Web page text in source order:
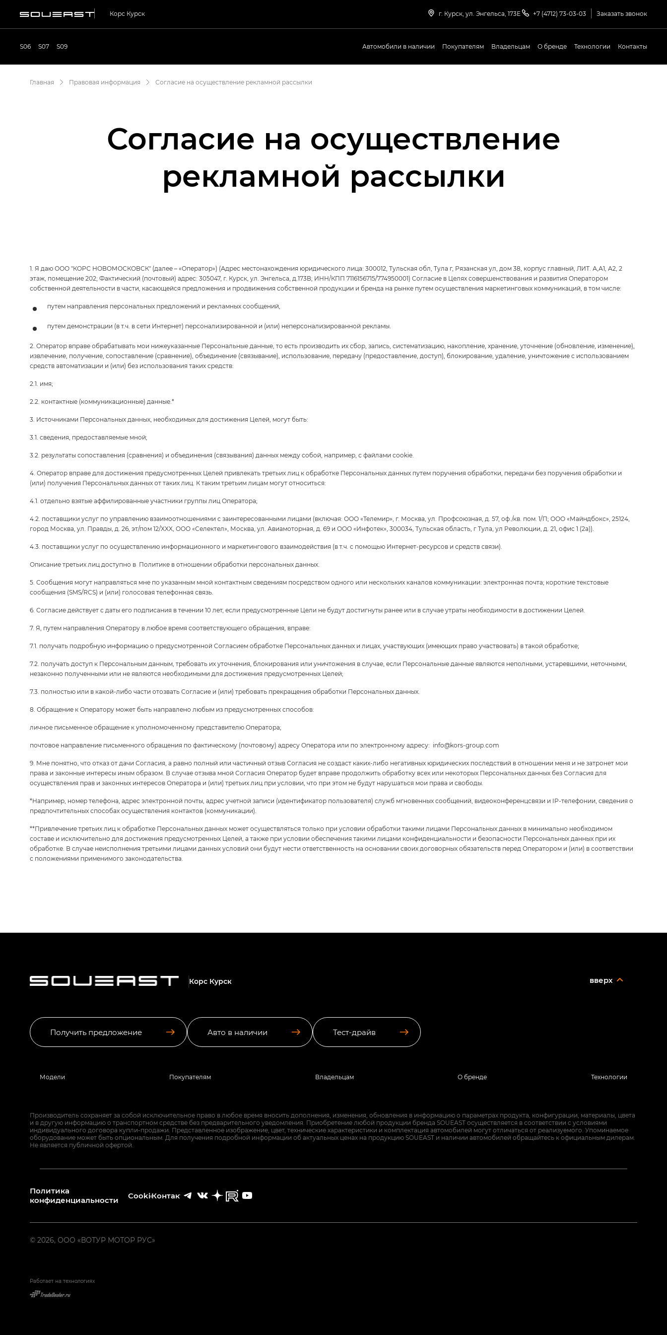
Корс Курск г. Курск, ул. Энгельса, 173Е +7 (4712) 73-03-03 Заказать звонок
S06 S07 S09 Автомобили в наличии Покупателям Владельцам О бренде Технологии Контакты
Главная Правовая информация Согласие на осуществление рекламной рассылки
Согласие на осуществление
рекламной рассылки
1. Я даю ООО "КОРС НОВОМОСКОВСК" (далее – «Оператор») (Адрес местонахождения юридического лица: 300012, Тульская обл, Тула г, Рязанская ул, дом 38, корпус главный, ЛИТ. А,А1, А2, 2
этаж, помещение 202; Фактический (почтовый) адрес: 305047, г. Курск, ул. Энгельса, д.173В; ИНН/КПП 7116156715/774950001) Согласие в Целях совершенствования и развития Оператором
собственной деятельности в части, касающейся предложения и продвижения собственной продукции и бренда на рынке путем осуществления маркетинговых коммуникаций, в том числе:
путем направления персональных предложений и рекламных сообщений,
путем демонстрации (в т.ч. в сети Интернет) персонализированной и (или) неперсонализированной рекламы.
2. Оператор вправе обрабатывать мои нижеуказанные Персональные данные, то есть производить их сбор, запись, систематизацию, накопление, хранение, уточнение (обновление, изменение),
извлечение, получение, сопоставление (сравнение), объединение (связывание), использование, передачу (предоставление, доступ), блокирование, удаление, уничтожение с использованием
средств автоматизации и (или) без использования таких средств:
2.1. имя;
2.2. контактные (коммуникационные) данные.*
3. Источниками Персональных данных, необходимых для достижения Целей, могут быть:
3.1. сведения, предоставляемые мной;
3.2. результаты сопоставления (сравнения) и объединения (связывания) данных между собой, например, с файлами cookie.
4. Оператор вправе для достижения предусмотренных Целей привлекать третьих лиц к обработке Персональных данных путем поручения обработки, передачи без поручения обработки и
(или) получения Персональных данных от таких лиц. К таким третьим лицам могут относиться:
4.1. отдельно взятые аффилированные участники группы лиц Оператора;
4.2. поставщики услуг по управлению взаимоотношениями с заинтересованными лицами (включая: ООО «Телемир», г. Москва, ул. Профсоюзная, д. 57, оф./кв. пом. 1/П; ООО «Майндбокс», 25124,
город Москва, ул. Правды, д. 26, эт/пом 12/XXX, ООО «Селектел», Москва, ул. Авиамоторная, д. 69 и ООО «Инфотек», 300034, Тульская область, г Тула, ул Революции, д. 21, офис 1 (2а)).
4.3. поставщики услуг по осуществлению информационного и маркетингового взаимодействия (в т.ч. с помощью Интернет-ресурсов и средств связи).
Описание третьих лиц доступно в Политике в отношении обработки персональных данных.
5. Сообщения могут направляться мне по указанным мной контактным сведениям посредством одного или нескольких каналов коммуникации: электронная почта; короткие текстовые
сообщения (SMS/RCS) и (или) голосовая телефонная связь.
6. Согласие действует с даты его подписания в течении 10 лет, если предусмотренные Цели не будут достигнуты ранее или в случае утраты необходимости в достижении Целей.
7. Я, путем направления Оператору в любое время соответствующего обращения, вправе:
7.1. получать подробную информацию о предусмотренной Согласием обработке Персональных данных и лицах, участвующих (имеющих право участвовать) в такой обработке;
7.2. получать доступ к Персональным данным, требовать их уточнения, блокирования или уничтожения в случае, если Персональные данные являются неполными, устаревшими, неточными,
незаконно полученными или не являются необходимыми для достижения предусмотренных Целей;
7.3. полностью или в какой-либо части отозвать Согласие и (или) требовать прекращения обработки Персональных данных.
8. Обращение к Оператору может быть направлено любым из предусмотренных способов:
личное письменное обращение к уполномоченному представителю Оператора;
почтовое направление письменного обращения по фактическому (почтовому) адресу Оператора или по электронному адресу: info@kors-group.com
9. Мне понятно, что отказ от дачи Согласия, а равно полный или частичный отзыв Согласия не создаст каких-либо негативных юридических последствий в отношении меня и не затронет мои
права и законные интересы иным образом. В случае отзыва мной Согласия Оператор будет вправе продолжить обработку всех или некоторых Персональных данных без Согласия для
осуществления прав и законных интересов Оператора и (или) третьих лиц при условии, что при этом не будут нарушаться мои права и свободы.
*Например, номер телефона, адрес электронной почты, адрес учетной записи (идентификатор пользователя) служб мгновенных сообщений, видеоконференцсвязи и IP-телефонии, сведения о
предпочтительных способах осуществления контактов (коммуникации).
**Привлечение третьих лиц к обработке Персональных данных может осуществляться только при условии обработки такими лицами Персональных данных в минимально необходимом
составе и исключительно для достижения предусмотренных Целей, а также при условии обеспечения такими лицами конфиденциальности и безопасности Персональных данных при их
обработке. В случае неисполнения третьими лицами данных условий они будут нести ответственность на основании своих договорных обязательств перед Оператором и (или) в соответствии
с положениями применимого законодательства.
Получить предложение Авто в наличии Тест-драйв
вверх
Корс Курск
Модели Покупателям Владельцам О бренде Технологии
Производитель сохраняет за собой исключительное право в любое время вносить дополнения, изменения, обновления в информацию о параметрах продукта, конфигурации, материалы, цвета
и в другую информацию о транспортном средстве без предварительного уведомления. Приобретение любой продукции бренда SOUEAST осуществляется в соответствии с условиями
индивидуального договора купли-продажи. Представленное изображение, цвет, технические характеристики и комплектация автомобилей могут отличаться от реализуемого. Упоминаемое
оборудование может быть опциональным. Для получения подробной информации об актуальных ценах на продукцию SOUEAST и наличии автомобилей обращайтесь к официальным дилерам.
Не является публичной офертой.
© 2026, ООО «ВОТУР МОТОР РУС»
Политика
конфиденциальности
CookiesКонтакты
Работает на технологиях